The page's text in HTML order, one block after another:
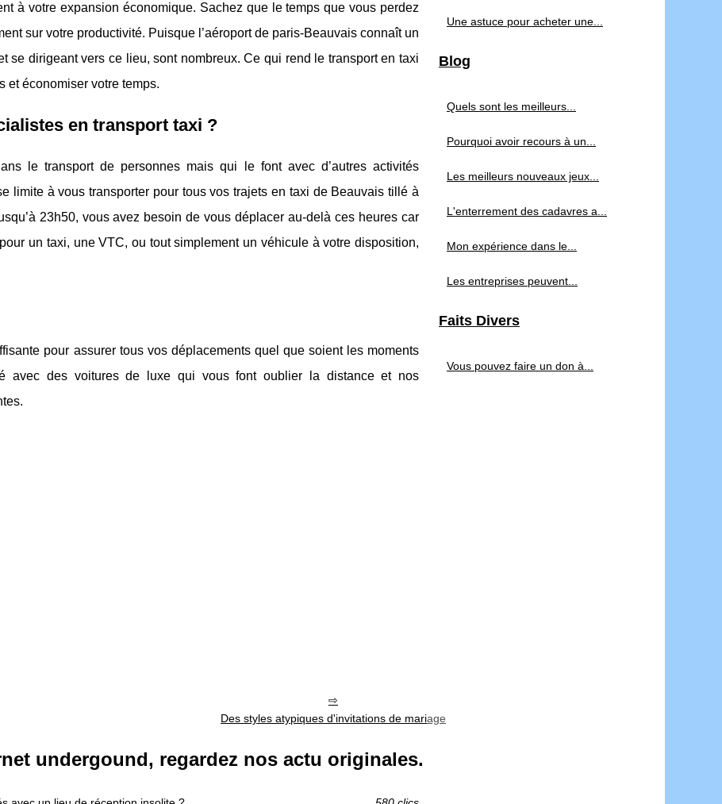
à votre expansion économique. Sachez que le temps que vous perdez
sur votre productivité. Puisque l’aéroport de paris-Beauvais connaît un
se dirigeant vers ce lieu, sont nombreux. Ce qui rend le transport en taxi
et économiser votre temps.
en transport taxi ?
le transport de personnes mais qui le font avec d’autres activités
limite à vous transporter pour tous vos trajets en taxi de Beauvais tillé à
23h50, vous avez besoin de vous déplacer au-delà ces heures car
un taxi, une VTC, ou tout simplement un véhicule à votre disposition,
pour assurer tous vos déplacements quel que soient les moments
avec des voitures de luxe qui vous font oublier la distance et nos
Des styles atypiques d'invitations de mariage
undergound, regardez nos actu originales.
Une astuce pour acheter une...
Blog
Quels sont les meilleurs...
Pourquoi avoir recours à un...
Les meilleurs nouveaux jeux...
L'enterrement des cadavres a...
Mon expérience dans le...
Les entreprises peuvent...
Faits Divers
Vous pouvez faire un don à...